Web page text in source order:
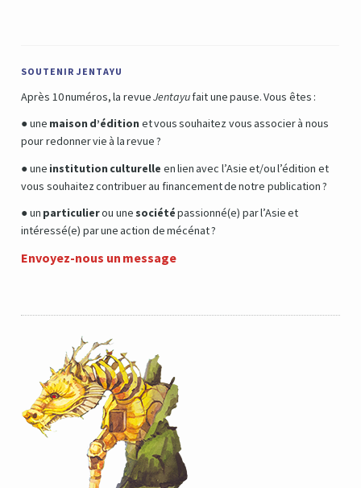
SOUTENIR JENTAYU
Après 10 numéros, la revueJentayufait une pause. Vous êtes :
● une maison d’édition et vous souhaitez vous associer à nous
pour redonner vie à la revue ?
● une institution culturelle en lien avec l’Asie et/ou l’édition et
vous souhaitez contribuer au financement de notre publication ?
● un particulierou une sociétépassionné(e) par l’Asie et
intéressé(e) par une action de mécénat ?
Envoyez-nous un message